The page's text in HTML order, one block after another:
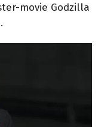
movie Godzilla